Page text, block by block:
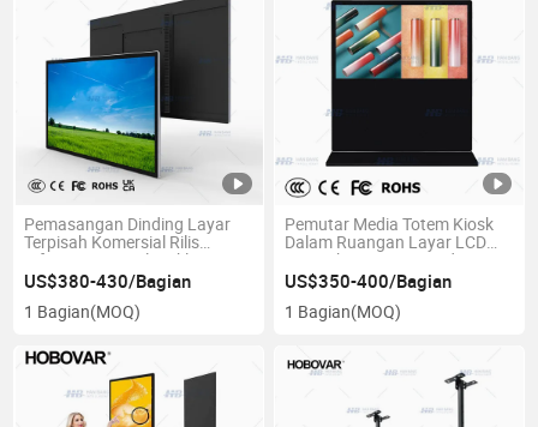
Pemasangan Dinding Layar
Terpisah Komersial Rilis
Informasi Tampilan Iklan LCD
Digital Signage
US$380-430/Bagian
1 Bagian(MOQ)
Pemutar Media Totem Kiosk
Dalam Ruangan Layar LCD
Kecerahan Tinggi Tanda
Digital
US$350-400/Bagian
1 Bagian(MOQ)